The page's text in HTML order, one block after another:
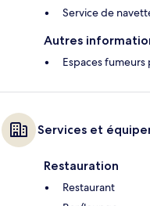
Service de
Autres
Espaces fumeurs
Services et
Restauration
Restaurant